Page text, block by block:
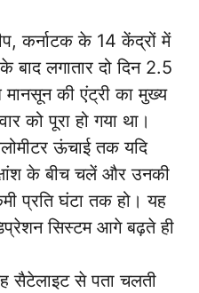
कर्नाटक के 14 केंद्रों में
लगातार दो दिन 2.5
मानसून की एंट्री का मुख्य
को पूरा हो गया था।
ऊंचाई तक यदि
के बीच चलें और उनकी
प्रति घंटा तक हो। यह
सिस्टम आगे बढ़ते ही
सैटेलाइट से पता चलती